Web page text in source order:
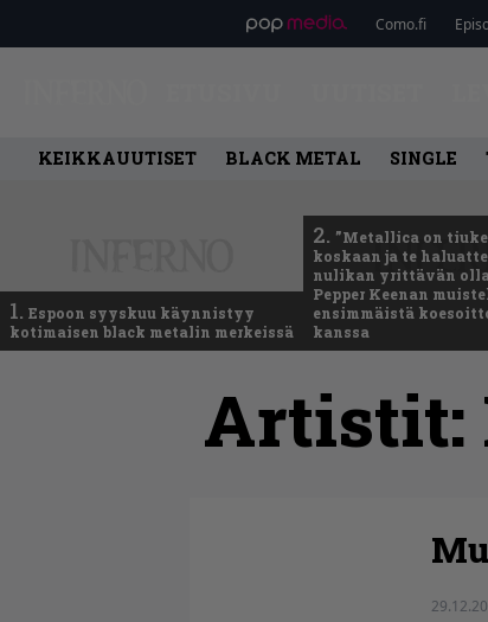
Como.fi
KEIKKAUUTISET BLACK METAL SINGLE
1. Espoon syyskuu käynnistyy
kotimaisen black metalin merkeissä
2. ”Metallica on
koskaan ja te
nulikan yrittävän olla
Pepper Keenan
ensimmäistä
kanssa
Artistit: